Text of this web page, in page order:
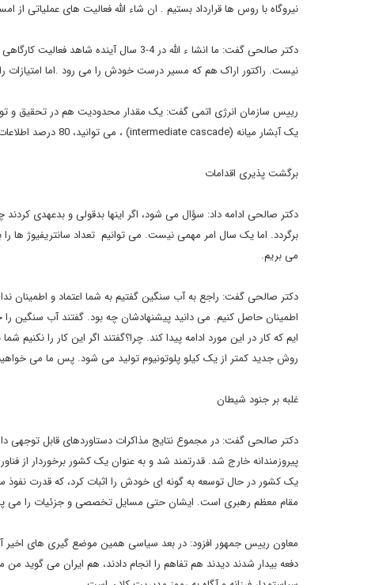
نیروگاه با روس ها قرارداد بستیم . ان شاء الله فعالیت های عملیاتی از امسال شروع شود. برای ساخت دو
نیست. راکتور اراک هم که مسیر درست خودش را می رود .اما امتیازات
رییس سازمان انرژی اتمی گفت: یک مقدار محدودیت هم در تحقیق و
یک آبشار میانه (intermediate cascade) ، می توانید، 80 درصد اطلاعات مورد نظر را بدست آورید. پس اینجا هم محدودیت ما آنچنانی نیست.
برگشت پذیری اقدامات
دکتر صالحی ادامه داد: سؤال می شود، اگر اینها بدقولی و بدعهدی
می بریم.
دکتر صالحی گفت: راجع به آب سنگین گفتیم به شما اعتماد و اطمینان
اطمینان حاصل کنیم. می دانید پیشنهادشان چه بود. گفتند آب سنگین را
روش جدید کمتر از یک کیلو پلوتونیوم تولید می شود. پس ما می
غلبه بر جنود شیطان
دکتر صالحی گفت: در مجموع نتایج مذاکرات دستاوردهای قابل توجهی
پیروزمندانه خارج شد. قدرتمند شد و به عنوان یک کشور برخوردار از
یک کشور در حال توسعه به گونه ای خودش را اثبات کرد، که قدرت نفوذ
مقام معظم رهبری است. ایشان حتی مسایل تخصصی و جزئیات را می
معاون رییس جمهور افزود: در بعد سیاسی همین موضع گیری های اخیر آقا
دفعه بیدار شدند دیدند هم تفاهم را انجام دادند، هم ایران می